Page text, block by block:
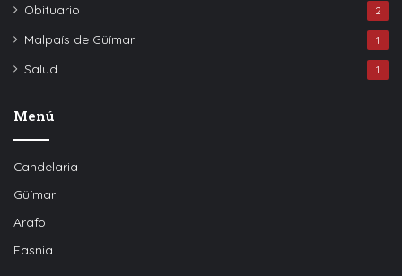
Obituario 2
Malpaís de Güímar 1
Salud 1
Menú
Candelaria
Güímar
Arafo
Fasnia